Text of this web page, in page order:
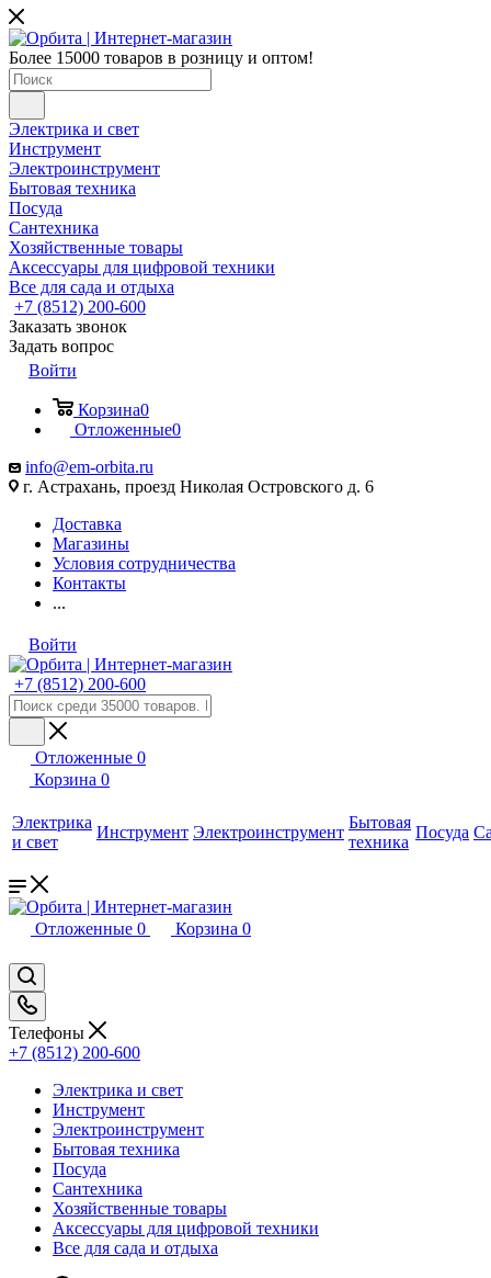
Более 15000 товаров в розницу и оптом!
Электрика и свет
Инструмент
Электроинструмент
Бытовая техника
Посуда
Сантехника
Хозяйственные товары
Аксессуары для цифровой техники
Все для сада и отдыха
+7 (8512) 200-600
Заказать звонок
Задать вопрос
Войти
Корзина0
Отложенные0
info@em-orbita.ru
г. Астрахань, проезд Николая Островского д. 6
Доставка
Магазины
Условия сотрудничества
Контакты
...
Войти
+7 (8512) 200-600
Отложенные 0
Корзина 0
Электрика
и свет
Инструмент Электроинструмент
Бытовая
техника
Посуда
Отложенные 0 Корзина 0
Телефоны
+7 (8512) 200-600
Электрика и свет
Инструмент
Электроинструмент
Бытовая техника
Посуда
Сантехника
Хозяйственные товары
Аксессуары для цифровой техники
Все для сада и отдыха